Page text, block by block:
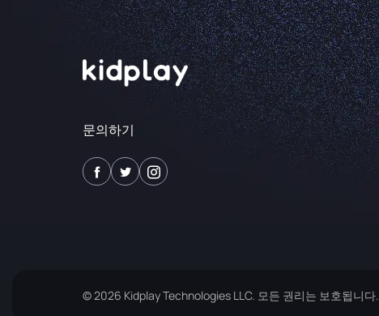
문의하기
© 2026 Kidplay Technologies LLC. 모든 권리는 보호됩니다.